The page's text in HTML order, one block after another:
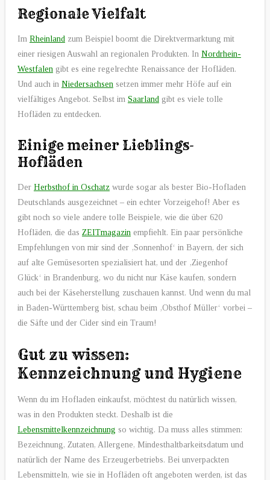
Regionale Vielfalt
Im Rheinland zum Beispiel boomt die Direktvermarktung mit
einer riesigen Auswahl an regionalen Produkten. In Nordrhein-
Westfalen gibt es eine regelrechte Renaissance der Hofläden.
Und auch in Niedersachsen setzen immer mehr Höfe auf ein
vielfältiges Angebot. Selbst im Saarland gibt es viele tolle
Hofläden zu entdecken.
Einige meiner Lieblings-
Hofläden
Der Herbsthof in Oschatzwurde sogar als bester Bio-Hofladen
Deutschlands ausgezeichnet – ein echter Vorzeigehof! Aber es
gibt noch so viele andere tolle Beispiele, wie die über 620
Hofläden, die das ZEITmagazin empfiehlt. Ein paar persönliche
Empfehlungen von mir sind der ‚Sonnenhof‘ in Bayern, der sich
auf alte Gemüsesorten spezialisiert hat, und der ‚Ziegenhof
Glück‘ in Brandenburg, wo du nicht nur Käse kaufen, sondern
auch bei der Käseherstellung zuschauen kannst. Und wenn du mal
in Baden-Württemberg bist, schau beim ‚Obsthof Müller‘ vorbei –
die Säfte und der Cider sind ein Traum!
Gut zu wissen:
Kennzeichnung und Hygiene
Wenn du im Hofladen einkaufst, möchtest du natürlich wissen,
was in den Produkten steckt. Deshalb ist die
Lebensmittelkennzeichnung so wichtig. Da muss alles stimmen:
Bezeichnung, Zutaten, Allergene, Mindesthaltbarkeitsdatum und
natürlich der Name des Erzeugerbetriebs. Bei unverpackten
Lebensmitteln, wie sie in Hofläden oft angeboten werden, ist das